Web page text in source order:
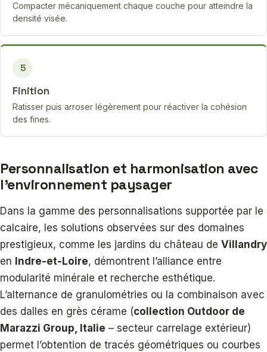
Compacter mécaniquement chaque couche pour atteindre la
densité visée.
5
Finition
Ratisser puis arroser légèrement pour réactiver la cohésion
des fines.
Personnalisation et harmonisation avec
l’environnement paysager
Dans la gamme des personnalisations supportée par le
calcaire, les solutions observées sur des domaines
prestigieux, comme les jardins du château de Villandry
en Indre-et-Loire, démontrent l’alliance entre
modularité minérale et recherche esthétique.
L’alternance de granulométries ou la combinaison avec
des dalles en grès cérame (collection Outdoor de
Marazzi Group, Italie – secteur carrelage extérieur)
permet l’obtention de tracés géométriques ou courbes